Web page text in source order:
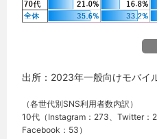
出所：2023年一般向けモバイ
（各世代別SNS利用者数内訳）
10代（Instagram：273、Twitter：
Facebook：53）